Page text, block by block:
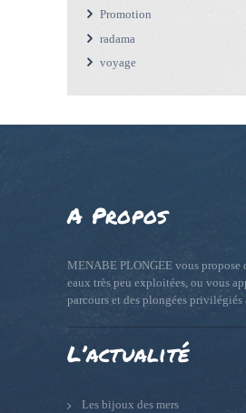
Promotion
radama
voyage
A Propos
MENABE PLONGEE vous propose
eaux très peu exploitées, ou vous
parcours et des plongées
L’actualité
Les bijoux des mers